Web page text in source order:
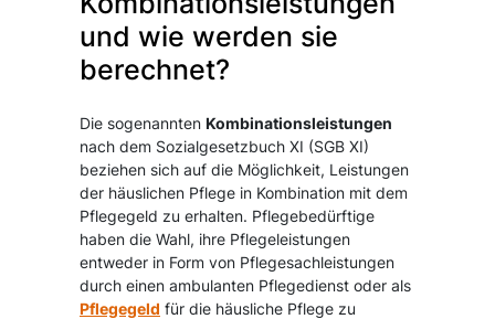
und wie werden sie
berechnet?
Die sogenannten Kombinationsleistungen
nach dem Sozialgesetzbuch XI (SGB XI)
beziehen sich auf die Möglichkeit, Leistungen
der häuslichen Pflege in Kombination mit dem
Pflegegeld zu erhalten. Pflegebedürftige
haben die Wahl, ihre Pflegeleistungen
entweder in Form von Pflegesachleistungen
durch einen ambulanten Pflegedienst oder als
Pflegegeld für die häusliche Pflege zu